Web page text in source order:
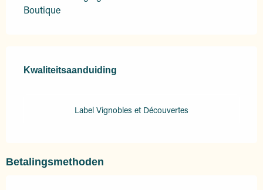
Boutique
Kwaliteitsaanduiding
Kwaliteitsaanduiding
Label Vignobles et Découvertes
Betalingsmethoden